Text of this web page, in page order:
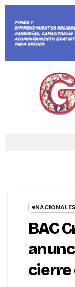
NACIONALES
BAC
cierre